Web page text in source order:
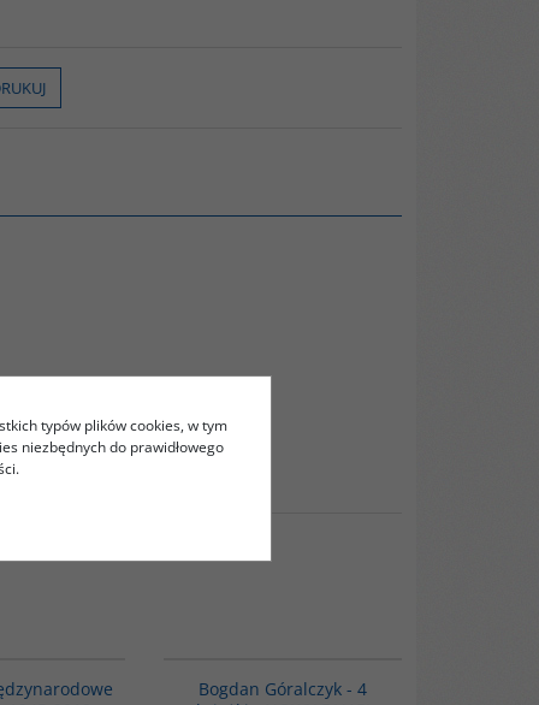
Bogdan Góralczyk - 4
typów plików cookies, w tym
niezbędnych do prawidłowego